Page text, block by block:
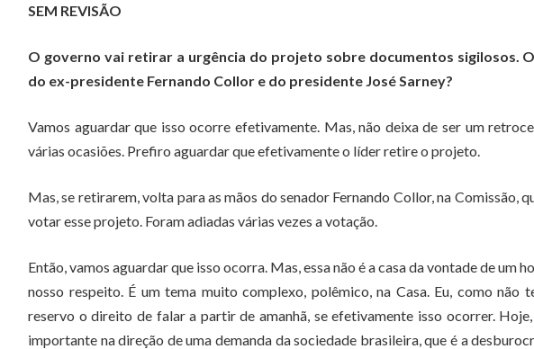
SEM REVISÃO
O governo vai retirar a urgência do projeto sobre documentos sigilosos.
do ex-presidente Fernando Collor e do presidente José Sarney?
Vamos aguardar que isso ocorre efetivamente. Mas, não deixa de ser um
várias ocasiões. Prefiro aguardar que efetivamente o líder retire o projeto.
Mas, se retirarem, volta para as mãos do senador Fernando Collor, na Comissão,
votar esse projeto. Foram adiadas várias vezes a votação.
Então, vamos aguardar que isso ocorra. Mas, essa não é a casa da vontade de um
nosso respeito. É um tema muito complexo, polêmico, na Casa. Eu, como não
reservo o direito de falar a partir de amanhã, se efetivamente isso ocorrer.
importante na direção de uma demanda da sociedade brasileira, que é a